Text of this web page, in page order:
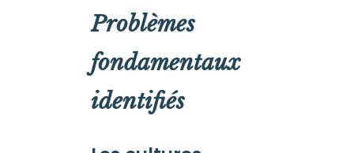
Problèmes
fondamentaux
identifiés